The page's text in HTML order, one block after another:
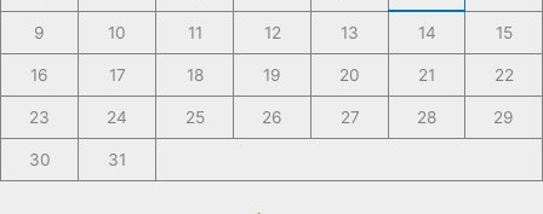
9 10 11 12 13 14 15
16 17 18 19 20 21 22
23 24 25 26 27 28 29
30 31